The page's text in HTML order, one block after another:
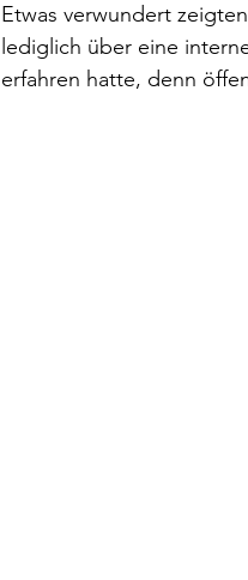
Etwas verwundert
lediglich über eine
erfahren hatte, denn